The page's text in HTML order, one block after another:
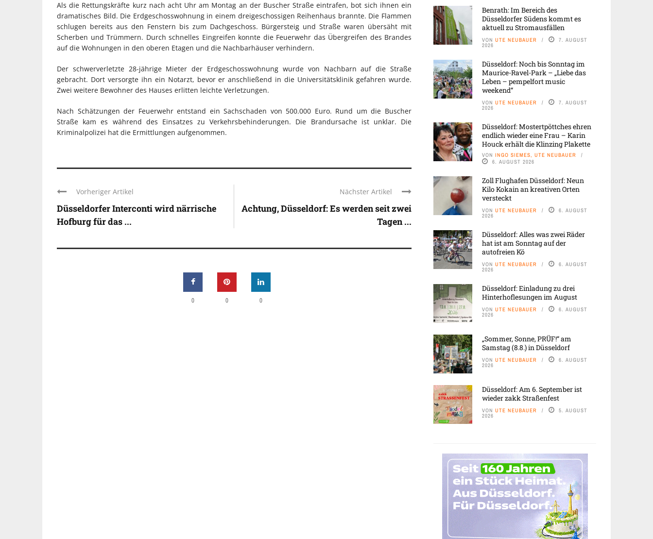
Als die Rettungskräfte kurz nach acht Uhr am Montag an der Buscher Straße eintrafen, bot sich ihnen ein
dramatisches Bild. Die Erdgeschosswohnung in einem dreigeschossigen Reihenhaus brannte. Die Flammen
schlugen bereits aus den Fenstern bis zum Dachgeschoss. Bürgersteig und Straße waren übersäht mit
Scherben und Trümmern. Durch schnelles Eingreifen konnte die Feuerwehr das Übergreifen des Brandes
auf die Wohnungen in den oberen Etagen und die Nachbarhäuser verhindern.
Der schwerverletzte 28-jährige Mieter der Erdgeschosswohnung wurde von Nachbarn auf die Straße
gebracht. Dort versorgte ihn ein Notarzt, bevor er anschließend in die Universitätsklinik gefahren wurde.
Zwei weitere Bewohner des Hauses erlitten leichte Verletzungen.
Nach Schätzungen der Feuerwehr entstand ein Sachschaden von 500.000 Euro. Rund um die Buscher
Straße kam es während des Einsatzes zu Verkehrsbehinderungen. Die Brandursache ist unklar. Die
Kriminalpolizei hat die Ermittlungen aufgenommen.
Vorheriger Artikel
Düsseldorfer Interconti wird närrische
Hofburg für das ...
Nächster Artikel
Achtung, Düsseldorf: Es werden seit zwei
Tagen ...
0 0 0
Benrath: Im Bereich des
Düsseldorfer Südens kommt es
aktuell zu Stromausfällen
VON UTE NEUBAUER 7. AUGUST
2026
Düsseldorf: Noch bis Sonntag im
Maurice-Ravel-Park – „Liebe das
Leben – pempelfort music
weekend“
VON UTE NEUBAUER 7. AUGUST
2026
Düsseldorf: Mostertpöttches ehren
endlich wieder eine Frau – Karin
Houck erhält die Klinzing Plakette
VON INGO SIEMES, UTE NEUBAUER
6. AUGUST 2026
Zoll Flughafen Düsseldorf: Neun
Kilo Kokain an kreativen Orten
versteckt
VON UTE NEUBAUER 6. AUGUST
2026
Düsseldorf: Alles was zwei Räder
hat ist am Sonntag auf der
autofreien Kö
VON UTE NEUBAUER 6. AUGUST
2026
Düsseldorf: Einladung zu drei
Hinterhoflesungen im August
VON UTE NEUBAUER 6. AUGUST
2026
„Sommer, Sonne, PRÜF!“ am
Samstag (8.8.) in Düsseldorf
VON UTE NEUBAUER 6. AUGUST
2026
Düsseldorf: Am 6. September ist
wieder zakk Straßenfest
VON UTE NEUBAUER 5. AUGUST
2026